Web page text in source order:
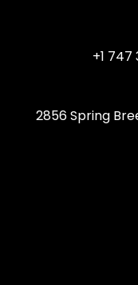
+1
2856 Spring